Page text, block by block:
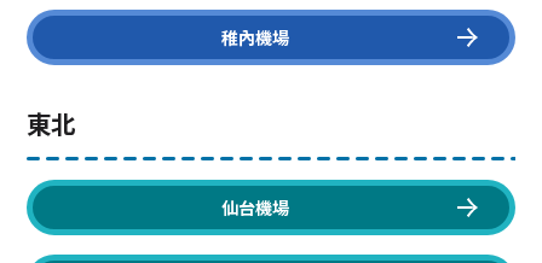
稚內機場
東北
仙台機場